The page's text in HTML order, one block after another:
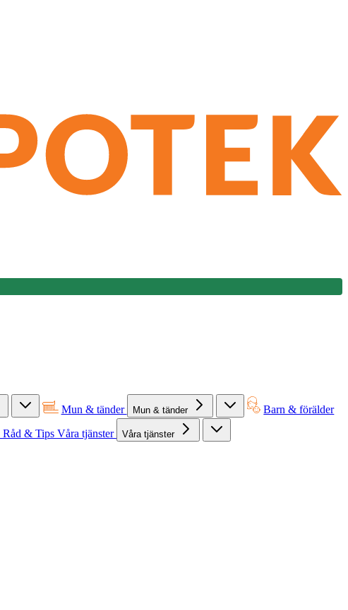
Mun & tänder Mun & tänder Barn & förälder
Råd & Tips Våra tjänster Våra tjänster